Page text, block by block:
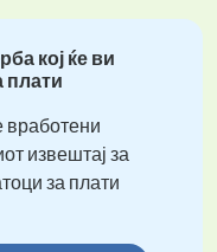
кој ќе ви
плати
вработени
извештај за
за плати